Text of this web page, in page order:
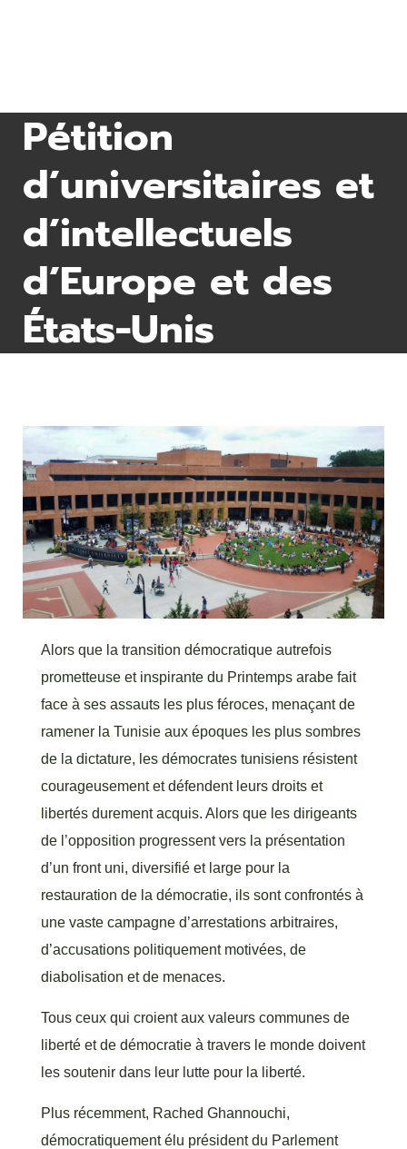
Pétition
d’universitaires et
d’intellectuels
d’Europe et des
États-Unis
Alors que la transition démocratique autrefois
prometteuse et inspirante du Printemps arabe fait
face à ses assauts les plus féroces, menaçant de
ramener la Tunisie aux époques les plus sombres
de la dictature, les démocrates tunisiens résistent
courageusement et défendent leurs droits et
libertés durement acquis. Alors que les dirigeants
de l’opposition progressent vers la présentation
d’un front uni, diversifié et large pour la
restauration de la démocratie, ils sont confrontés à
une vaste campagne d’arrestations arbitraires,
d’accusations politiquement motivées, de
diabolisation et de menaces.
Tous ceux qui croient aux valeurs communes de
liberté et de démocratie à travers le monde doivent
les soutenir dans leur lutte pour la liberté.
Plus récemment, Rached Ghannouchi,
démocratiquement élu président du Parlement